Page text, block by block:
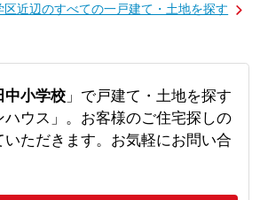
区近辺のすべての一戸建て・土地を探す
中小学校」で戸建て・土地を探す
ハウス」。お客様のご住宅探しの
いただきます。お気軽にお問い合